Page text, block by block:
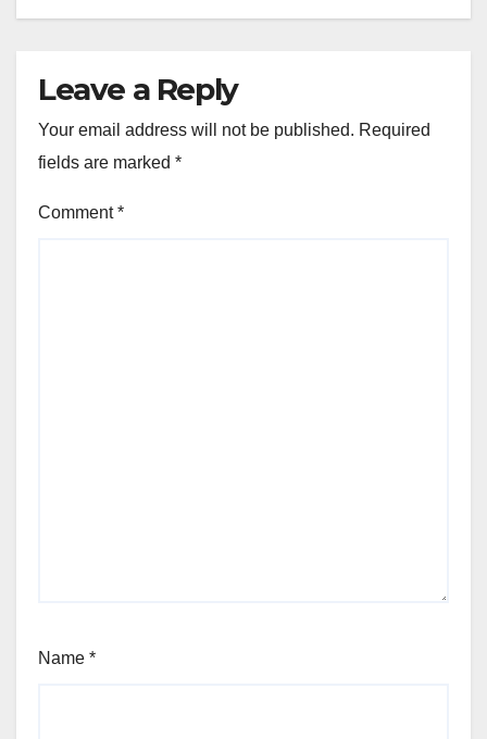
Leave a Reply
Your email address will not be published. Required
fields are marked *
Comment*
Name *